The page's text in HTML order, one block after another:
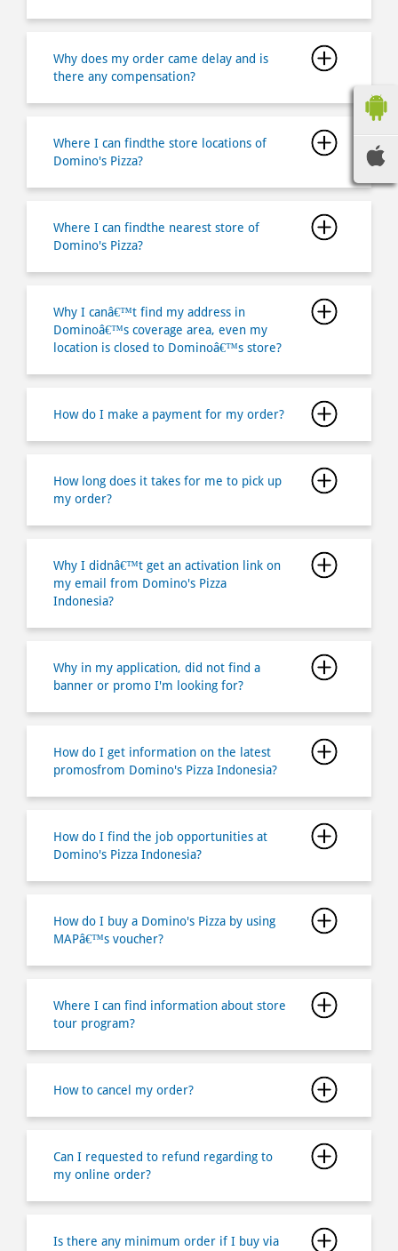
Why does my order came delay and is
there any compensation?
Where I can findthe store locations of
Domino's Pizza?
Where I can findthe nearest store of
Domino's Pizza?
Why I canâ€™t find my address in
Dominoâ€™s coverage area, even my
location is closed to Dominoâ€™s store?
How do I make a payment for my order?
How long does it takes for me to pick up
my order?
Why I didnâ€™t get an activation link on
my email from Domino's Pizza
Indonesia?
Why in my application, did not find a
banner or promo I'm looking for?
How do I get information on the latest
promosfrom Domino's Pizza Indonesia?
How do I find the job opportunities at
Domino's Pizza Indonesia?
How do I buy a Domino's Pizza by using
MAPâ€™s voucher?
Where I can find information about store
tour program?
How to cancel my order?
Can I requested to refund regarding to
my online order?
Is there any minimum order if I buy via